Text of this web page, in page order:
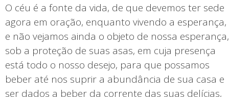
O céu é a fonte da vida, de que devemos ter sede
agora em oração, enquanto vivendo a esperança,
e não vejamos ainda o objeto de nossa esperança,
sob a proteção de suas asas, em cuja presença
está todo o nosso desejo, para que possamos
beber até nos suprir a abundância de sua casa e
ser dados a beber da corrente das suas delícias,